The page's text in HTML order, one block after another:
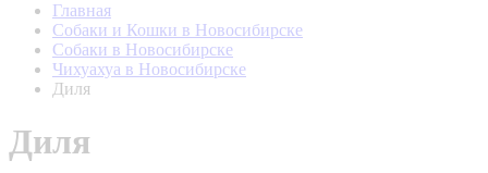
Главная
Собаки и Кошки в Новосибирске
Собаки в Новосибирске
Чихуахуа в Новосибирске
Диля
Диля